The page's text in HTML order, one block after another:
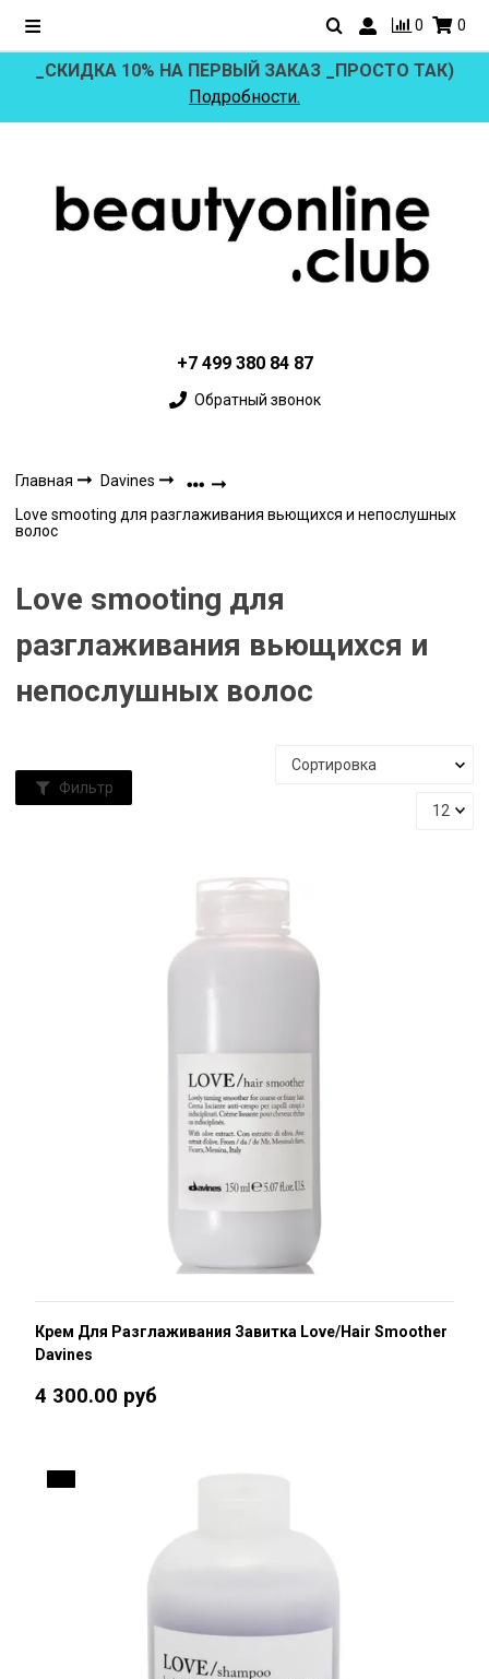
0 0
_СКИДКА 10% НА ПЕРВЫЙ ЗАКАЗ _ПРОСТО ТАК)
Подробности.
+7 499 380 84 87
Обратный звонок
Главная
Davines
Love smooting для разглаживания вьющихся и непослушных
волос
Love smooting для
разглаживания вьющихся и
непослушных волос
Фильтр
Крем Для Разглаживания Завитка Love/Hair Smoother
Davines
4 300.00 руб